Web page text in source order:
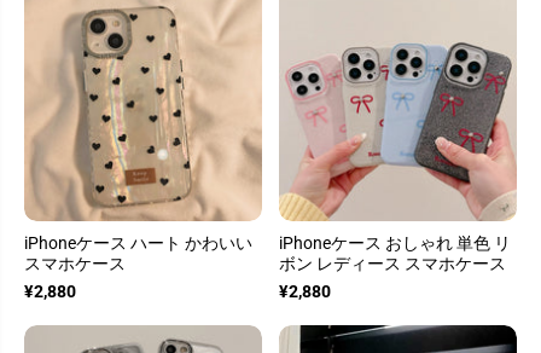
iPhoneケース ハート かわいい
スマホケース
¥2,880
iPhoneケース おしゃれ 単色 リ
ボン レディース スマホケース
¥2,880